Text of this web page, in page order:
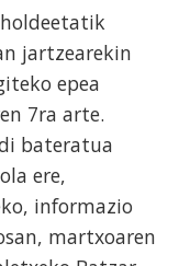
jartzearekin
epea
7ra arte.
bateratua
ere,
informazio
martxoaren